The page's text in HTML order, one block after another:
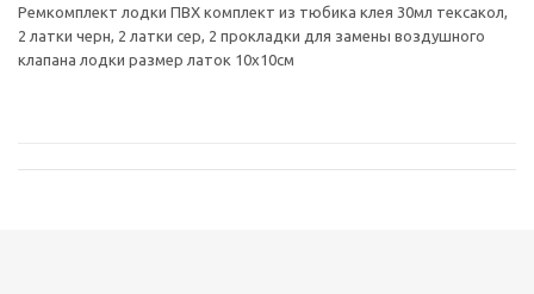
Ремкомплект лодки ПВХ комплект из тюбика клея 30мл тексакол,
2 латки черн, 2 латки сер, 2 прокладки для замены воздушного
клапана лодки размер латок 10х10см